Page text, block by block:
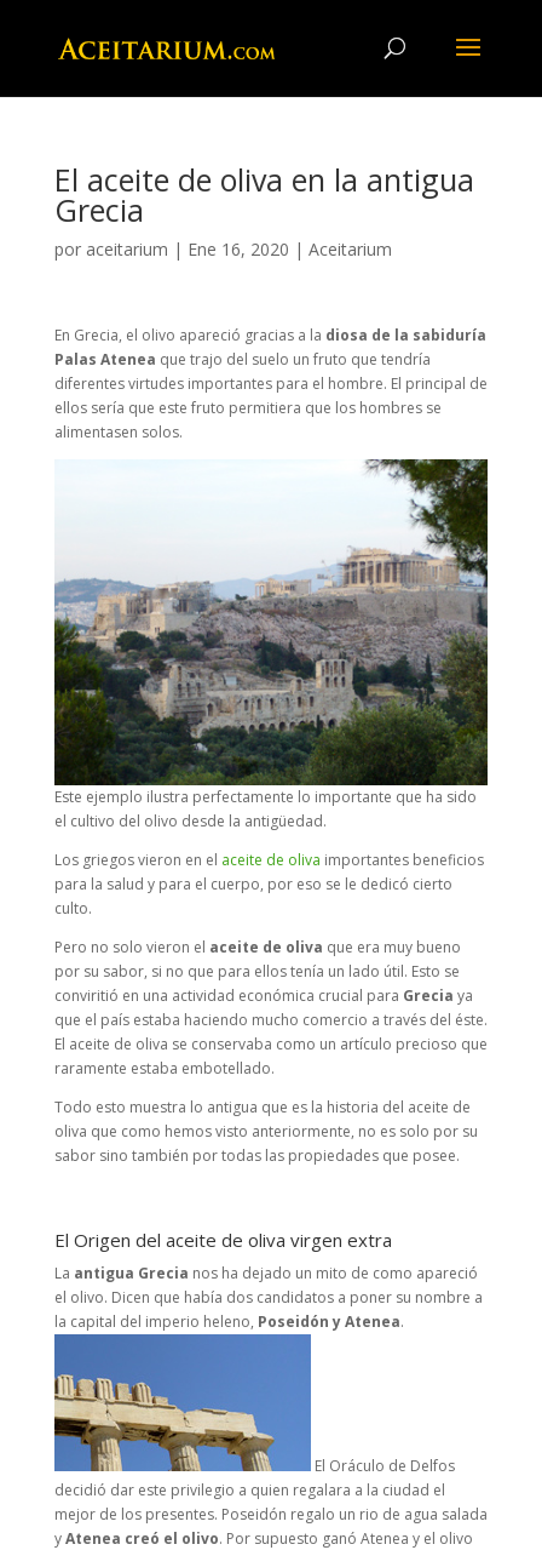
El aceite de oliva en la antigua
Grecia
por aceitarium | Ene 16, 2020 | Aceitarium
En Grecia, el olivo apareció gracias a la diosa de la sabiduría
Palas Atenea que trajo del suelo un fruto que tendría
diferentes virtudes importantes para el hombre. El principal de
ellos sería que este fruto permitiera que los hombres se
alimentasen solos.
Este ejemplo ilustra perfectamente lo importante que ha sido
el cultivo del olivo desde la antigüedad.
Los griegos vieron en el aceite de oliva importantes beneficios
para la salud y para el cuerpo, por eso se le dedicó cierto
culto.
Pero no solo vieron el aceite de oliva que era muy bueno
por su sabor, si no que para ellos tenía un lado útil. Esto se
conviritió en una actividad económica crucial para Grecia ya
que el país estaba haciendo mucho comercio a través del éste.
El aceite de oliva se conservaba como un artículo precioso que
raramente estaba embotellado.
Todo esto muestra lo antigua que es la historia del aceite de
oliva que como hemos visto anteriormente, no es solo por su
sabor sino también por todas las propiedades que posee.
El Origen del aceite de oliva virgen extra
La antigua Grecia nos ha dejado un mito de como apareció
el olivo. Dicen que había dos candidatos a poner su nombre a
la capital del imperio heleno, Poseidón y Atenea.
El Oráculo de Delfos
decidió dar este privilegio a quien regalara a la ciudad el
mejor de los presentes. Poseidón regalo un rio de agua salada
yAtenea creó el olivo. Por supuesto ganó Atenea y el olivo